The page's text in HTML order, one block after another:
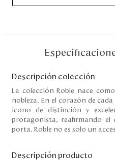
Colecciones
Mi cuenta
Blog
Descripción colección
La colección Roble nace
nobleza. En el corazón de
icono de distinción y
protagonista, reafirmando el
porta. Roble no es solo un
Descripción producto